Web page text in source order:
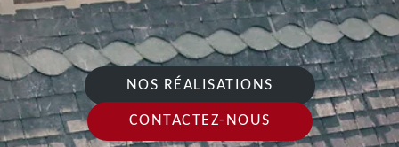
NOS RÉALISATIONS
CONTACTEZ-NOUS